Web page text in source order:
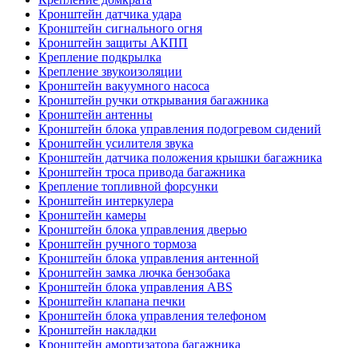
Кронштейн датчика удара
Кронштейн сигнального огня
Кронштейн защиты АКПП
Крепление подкрылка
Крепление звукоизоляции
Кронштейн вакуумного насоса
Кронштейн ручки открывания багажника
Кронштейн антенны
Кронштейн блока управления подогревом сидений
Кронштейн усилителя звука
Кронштейн датчика положения крышки багажника
Кронштейн троса привода багажника
Крепление топливной форсунки
Кронштейн интеркулера
Кронштейн камеры
Кронштейн блока управления дверью
Кронштейн ручного тормоза
Кронштейн блока управления антенной
Кронштейн замка лючка бензобака
Кронштейн блока управления ABS
Кронштейн клапана печки
Кронштейн блока управления телефоном
Кронштейн накладки
Кронштейн амортизатора багажника